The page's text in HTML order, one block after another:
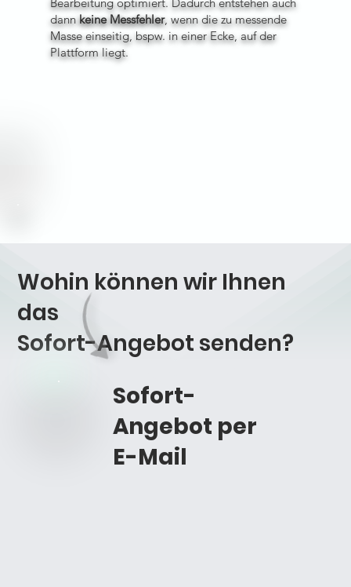
dannkeine Messfehler, wenn die zu messende
Masse einseitig, bspw. in einer Ecke, auf der
Plattform liegt.
Wohin können wir Ihnen
das
Sofort-Angebot senden?
Sofort-
Angebot per
E-Mail